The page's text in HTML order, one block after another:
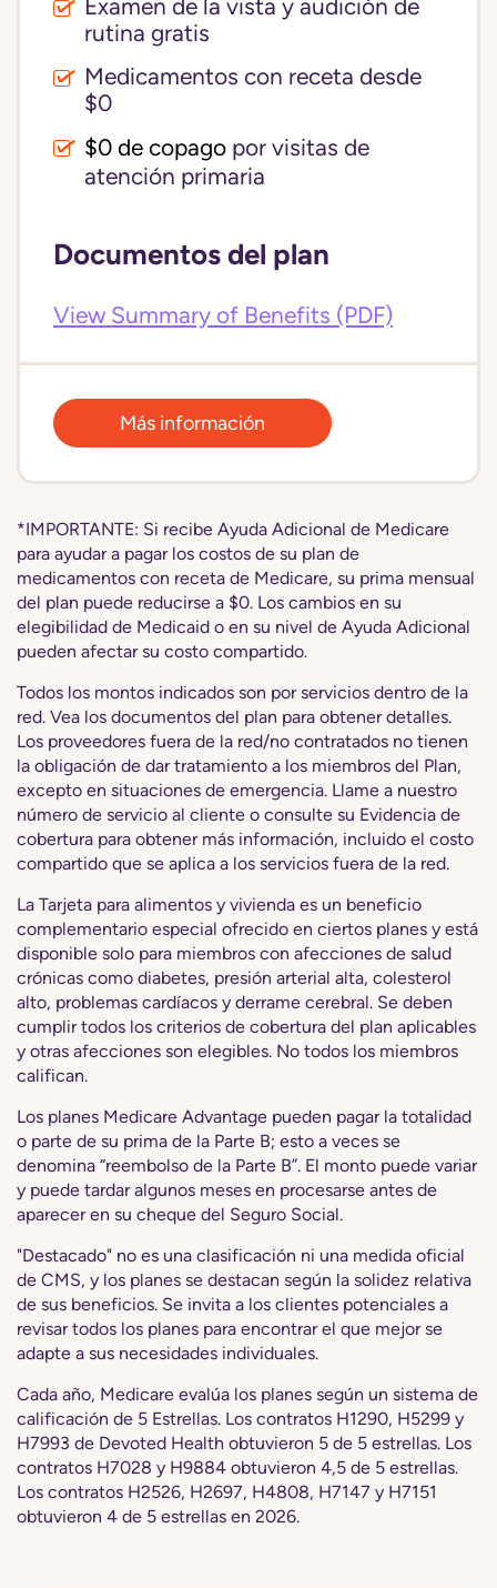
Examen de la vista y audición de
rutina gratis
Medicamentos con receta desde
$0
$0 de copago por visitas de
atención primaria
Documentos del plan
View Summary of Benefits (PDF)
Más información
*IMPORTANTE: Si recibe Ayuda Adicional de Medicare
para ayudar a pagar los costos de su plan de
medicamentos con receta de Medicare, su prima mensual
del plan puede reducirse a $0. Los cambios en su
elegibilidad de Medicaid o en su nivel de Ayuda Adicional
pueden afectar su costo compartido.
Todos los montos indicados son por servicios dentro de la
red. Vea los documentos del plan para obtener detalles.
Los proveedores fuera de la red/no contratados no tienen
la obligación de dar tratamiento a los miembros del Plan,
excepto en situaciones de emergencia. Llame a nuestro
número de servicio al cliente o consulte su Evidencia de
cobertura para obtener más información, incluido el costo
compartido que se aplica a los servicios fuera de la red.
La Tarjeta para alimentos y vivienda es un beneficio
complementario especial ofrecido en ciertos planes y está
disponible solo para miembros con afecciones de salud
crónicas como diabetes, presión arterial alta, colesterol
alto, problemas cardíacos y derrame cerebral. Se deben
cumplir todos los criterios de cobertura del plan aplicables
y otras afecciones son elegibles. No todos los miembros
califican.
Los planes Medicare Advantage pueden pagar la totalidad
o parte de su prima de la Parte B; esto a veces se
denomina “reembolso de la Parte B”. El monto puede variar
y puede tardar algunos meses en procesarse antes de
aparecer en su cheque del Seguro Social.
"Destacado" no es una clasificación ni una medida oficial
de CMS, y los planes se destacan según la solidez relativa
de sus beneficios. Se invita a los clientes potenciales a
revisar todos los planes para encontrar el que mejor se
adapte a sus necesidades individuales.
Cada año, Medicare evalúa los planes según un sistema de
calificación de 5 Estrellas. Los contratos H1290, H5299 y
H7993 de Devoted Health obtuvieron 5 de 5 estrellas. Los
contratos H7028 y H9884 obtuvieron 4,5 de 5 estrellas.
Los contratos H2526, H2697, H4808, H7147 y H7151
obtuvieron 4 de 5 estrellas en 2026.